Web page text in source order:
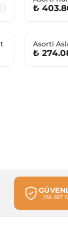
Havlu
₺
Asorti
Bebek
₺
256 BİT